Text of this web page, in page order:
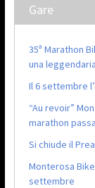
Gare
35ª Marathon
una
Il 6 settembre
“Au revoir”
marathon
Si chiude il
Monterosa
settembre